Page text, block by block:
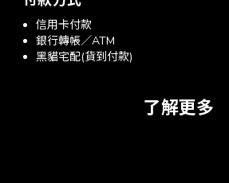
信用卡付款
銀行轉帳／ATM
黑貓宅配(貨到付款)
了解更多